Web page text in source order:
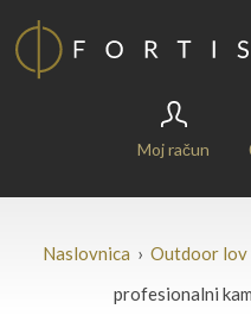
Moj račun
Naslovnica › Outdoor
profesionalni